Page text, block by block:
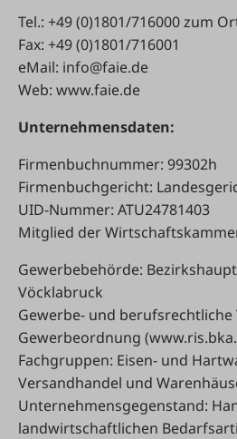
Tel.: +49 (0)1801/716000 zum
Fax: +49 (0)1801/716001
eMail: info@faie.de
Web: www.faie.de
Unternehmensdaten:
Firmenbuchnummer: 99302h
Firmenbuchgericht:
UID-Nummer: ATU24781403
Mitglied der
Gewerbebehörde:
Vöcklabruck
Gewerbe- und
Gewerbeordnung
Fachgruppen: Eisen- und
Versandhandel und
Unternehmensgegenstand:
landwirtschaftlichen